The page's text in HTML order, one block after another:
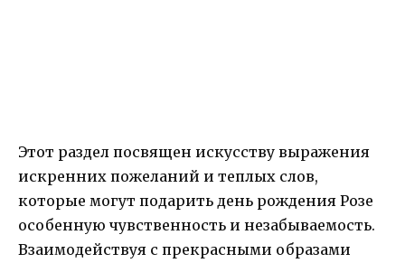
Этот раздел посвящен искусству выражения
искренних пожеланий и теплых слов,
которые могут подарить день рождения Розе
особенную чувственность и незабываемость.
Взаимодействуя с прекрасными образами